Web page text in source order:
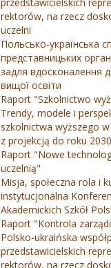
rektorów, na rzecz
uczelni
Польсько-українська
представницьких
задля вдосконалення
вищої освіти
Raport "Szkolnictwo
Trendy, modele i
szkolnictwa wyższego
z projekcją do roku 2030
Raport "Nowe
uczelnią"
Misja, społeczna rola i
instytucjonalna
Akademickich Szkół
Raport "Kontrola
Polsko-ukraińska
przedstawicielskich
rektorów, na rzecz